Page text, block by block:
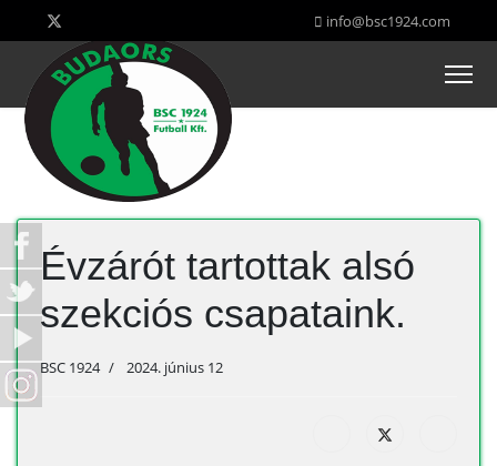
info@bsc1924.com
Évzárót tartottak alsó
szekciós csapataink.
BSC 1924 2024. június 12